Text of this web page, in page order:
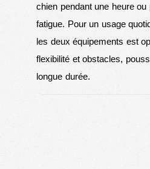
chien pendant une heure ou
fatigue. Pour un usage
les deux équipements est
flexibilité et obstacles,
longue durée.